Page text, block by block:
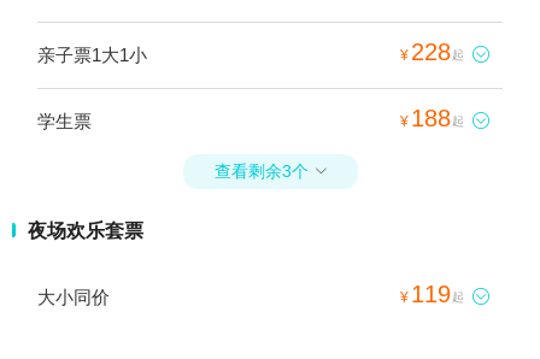
亲子票1大1小 ¥ 228起 
学生票 ¥ 188起 
查看剩余3个 
夜场欢乐套票
大小同价 ¥ 119起 